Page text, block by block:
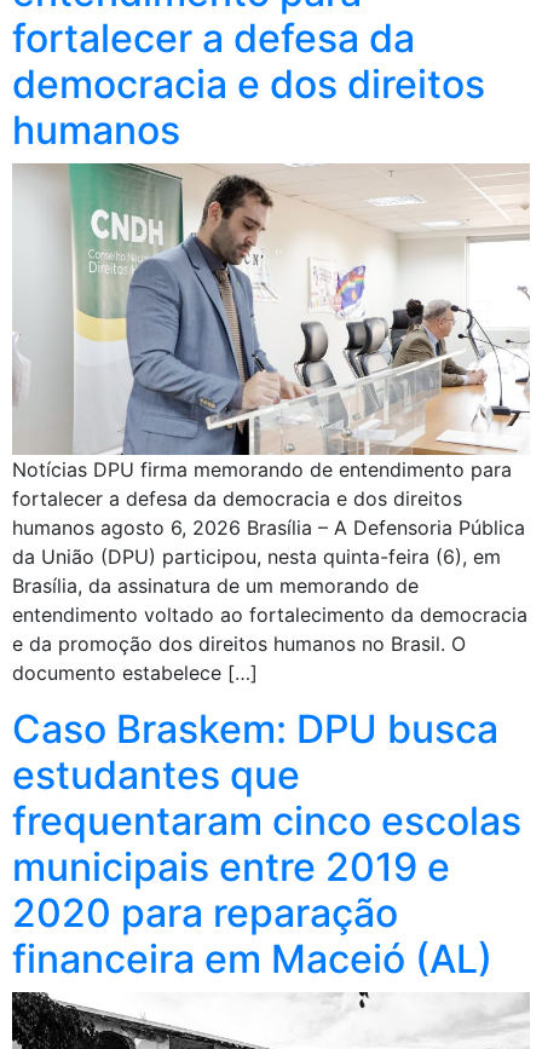
fortalecer a defesa da
democracia e dos direitos
humanos
Notícias DPU firma memorando de entendimento para
fortalecer a defesa da democracia e dos direitos
humanos agosto 6, 2026 Brasília – A Defensoria Pública
da União (DPU) participou, nesta quinta-feira (6), em
Brasília, da assinatura de um memorando de
entendimento voltado ao fortalecimento da democracia
e da promoção dos direitos humanos no Brasil. O
documento estabelece […]
Caso Braskem: DPU busca
estudantes que
frequentaram cinco escolas
municipais entre 2019 e
2020 para reparação
financeira em Maceió (AL)